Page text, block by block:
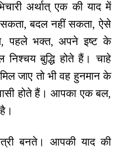
अर्थात् एक की याद में
सकता, बदल नहीं सकता, ऐसे
पहले भक्त, अपने इष्ट के
बुद्धि होते हैं। चाहे
जाए तो भी वह हुनमान के
होते हैं। आपका एक बल,
बनते। आपकी याद की